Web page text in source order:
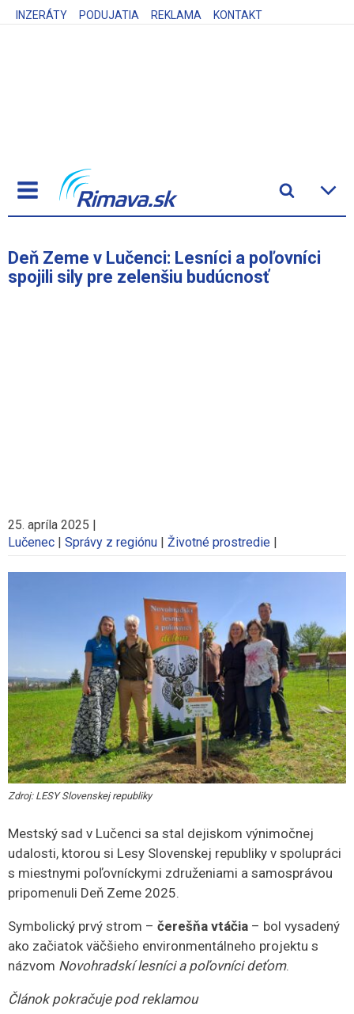
INZERÁTY PODUJATIA REKLAMA KONTAKT
Deň Zeme v Lučenci: Lesníci a poľovníci
spojili sily pre zelenšiu budúcnosť
25. apríla 2025 |
Lučenec | Správy z regiónu | Životné prostredie |
Zdroj: LESY Slovenskej republiky
Mestský sad v Lučenci sa stal dejiskom výnimočnej
udalosti, ktorou si Lesy Slovenskej republiky v spolupráci
s miestnymi poľovníckymi združeniami a samosprávou
pripomenuli Deň Zeme 2025.
Symbolický prvý strom – čerešňa vtáčia – bol vysadený
ako začiatok väčšieho environmentálneho projektu s
názvom Novohradskí lesníci a poľovníci deťom.
Článok pokračuje pod reklamou